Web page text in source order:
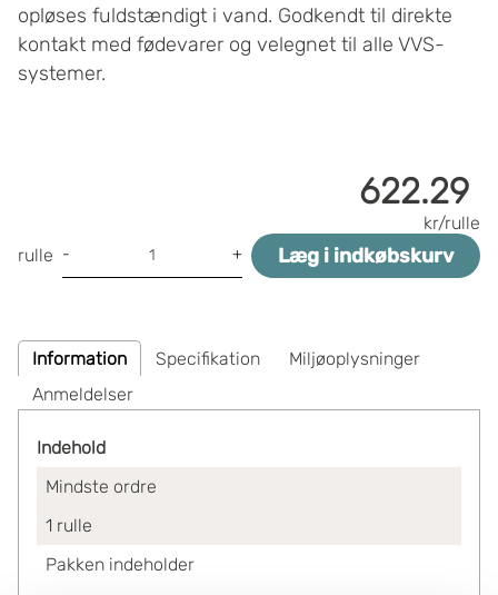
opløses fuldstændigt i vand. Godkendt til direkte
kontakt med fødevarer og velegnet til alle VVS-
systemer.
622.29
kr/rulle
rulle - + Læg i indkøbskurv
Information Specifikation
Miljøoplysninger
Anmeldelser
Indehold
Mindste ordre
1 rulle
Pakken indeholder